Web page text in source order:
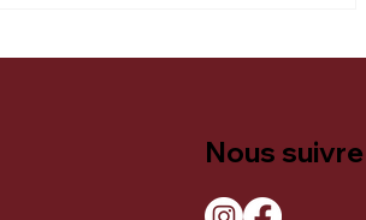
Nous suivre